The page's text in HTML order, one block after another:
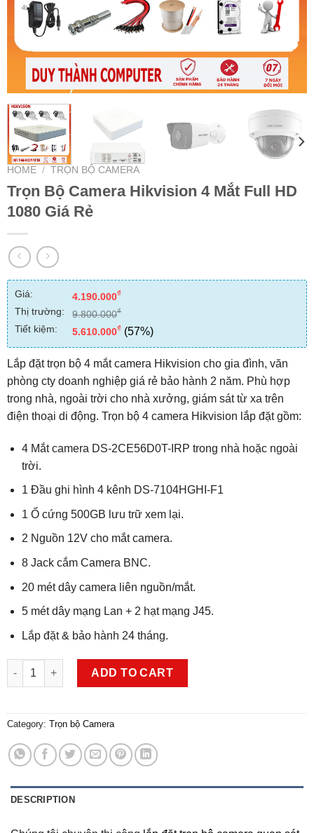
HOME / TRỌN BỘ CAMERA
Trọn Bộ Camera Hikvision 4 Mắt Full HD
1080 Giá Rẻ
Giá: 4.190.000₫
Thị trường: 9.800.000₫
Tiết kiệm: 5.610.000₫ (57%)
Lắp đặt trọn bộ 4 mắt camera Hikvision cho gia đình, văn
phòng cty doanh nghiệp giá rẻ bảo hành 2 năm. Phù hợp
trong nhà, ngoài trời cho nhà xưởng, giám sát từ xa trên
điện thoại di động. Trọn bộ 4 camera Hikvision lắp đặt gồm:
4 Mắt camera DS-2CE56D0T-IRP trong nhà hoặc ngoài
trời.
1 Đầu ghi hình 4 kênh DS-7104HGHI-F1
1 Ổ cứng 500GB lưu trữ xem lại.
2 Nguồn 12V cho mắt camera.
8 Jack cắm Camera BNC.
20 mét dây camera liên nguồn/mắt.
5 mét dây mạng Lan + 2 hạt mạng J45.
Lắp đặt & bảo hành 24 tháng.
Trọn Bộ Camera Hikvision 4 Mắt Full HD 1080 Giá Rẻ quantity
ADD TO CART
Category: Trọn bộ Camera
DESCRIPTION